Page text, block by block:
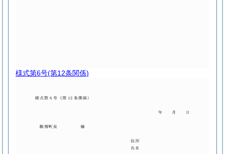
様式第6号(第12条関係)